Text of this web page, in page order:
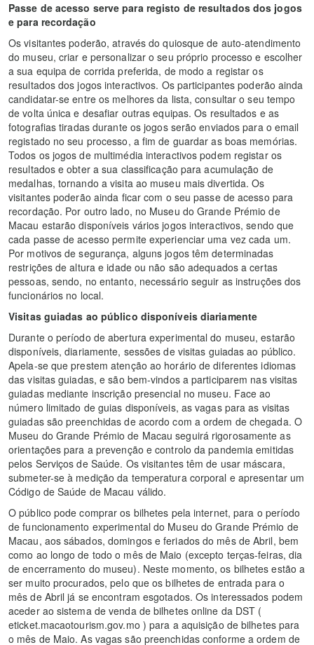
Passe de acesso serve para registo de resultados dos jogos
e para recordação
Os visitantes poderão, através do quiosque de auto-atendimento
do museu, criar e personalizar o seu próprio processo e escolher
a sua equipa de corrida preferida, de modo a registar os
resultados dos jogos interactivos. Os participantes poderão ainda
candidatar-se entre os melhores da lista, consultar o seu tempo
de volta única e desafiar outras equipas. Os resultados e as
fotografias tiradas durante os jogos serão enviados para o email
registado no seu processo, a fim de guardar as boas memórias.
Todos os jogos de multimédia interactivos podem registar os
resultados e obter a sua classificação para acumulação de
medalhas, tornando a visita ao museu mais divertida. Os
visitantes poderão ainda ficar com o seu passe de acesso para
recordação. Por outro lado, no Museu do Grande Prémio de
Macau estarão disponíveis vários jogos interactivos, sendo que
cada passe de acesso permite experienciar uma vez cada um.
Por motivos de segurança, alguns jogos têm determinadas
restrições de altura e idade ou não são adequados a certas
pessoas, sendo, no entanto, necessário seguir as instruções dos
funcionários no local.
Visitas guiadas ao público disponíveis diariamente
Durante o período de abertura experimental do museu, estarão
disponíveis, diariamente, sessões de visitas guiadas ao público.
Apela-se que prestem atenção ao horário de diferentes idiomas
das visitas guiadas, e são bem-vindos a participarem nas visitas
guiadas mediante inscrição presencial no museu. Face ao
número limitado de guias disponíveis, as vagas para as visitas
guiadas são preenchidas de acordo com a ordem de chegada. O
Museu do Grande Prémio de Macau seguirá rigorosamente as
orientações para a prevenção e controlo da pandemia emitidas
pelos Serviços de Saúde. Os visitantes têm de usar máscara,
submeter-se à medição da temperatura corporal e apresentar um
Código de Saúde de Macau válido.
O público pode comprar os bilhetes pela internet, para o período
de funcionamento experimental do Museu do Grande Prémio de
Macau, aos sábados, domingos e feriados do mês de Abril, bem
como ao longo de todo o mês de Maio (excepto terças-feiras, dia
de encerramento do museu). Neste momento, os bilhetes estão a
ser muito procurados, pelo que os bilhetes de entrada para o
mês de Abril já se encontram esgotados. Os interessados podem
aceder ao sistema de venda de bilhetes online da DST (
eticket.macaotourism.gov.mo ) para a aquisição de bilhetes para
o mês de Maio. As vagas são preenchidas conforme a ordem de